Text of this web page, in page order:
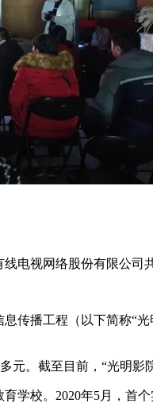
电视网络股份有限公司
传播工程（以下简称“
。截至目前，“光明
学校。2020年5月，首